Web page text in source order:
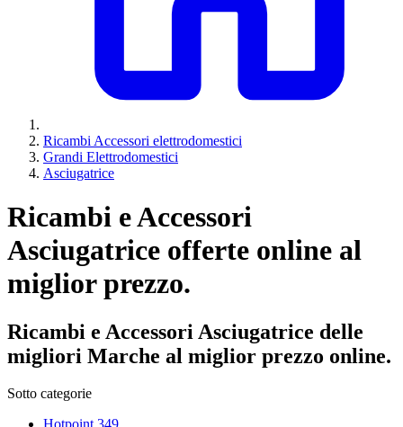
Ricambi Accessori elettrodomestici
Grandi Elettrodomestici
Asciugatrice
Ricambi e Accessori
Asciugatrice offerte online al
miglior prezzo.
Ricambi e Accessori Asciugatrice delle
migliori Marche al miglior prezzo online.
Sotto categorie